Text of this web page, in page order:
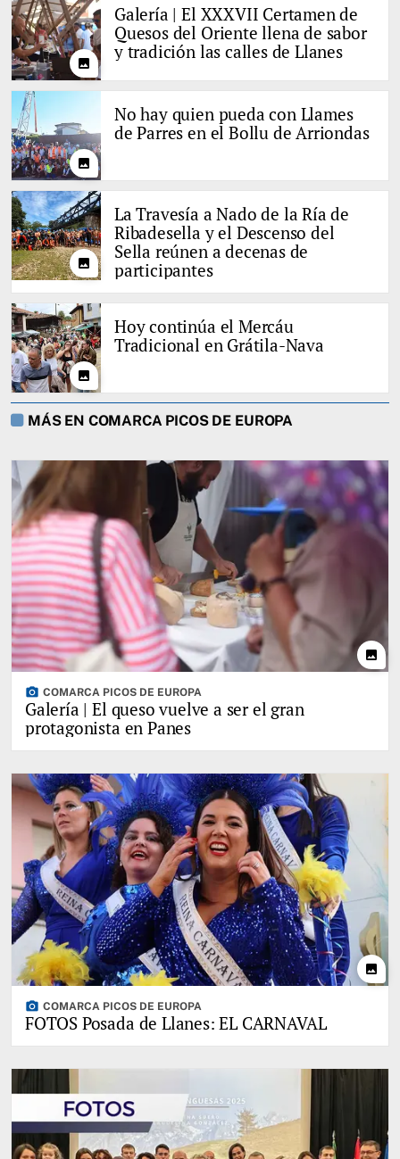
photo
Galería | El XXXVII Certamen de
Quesos del Oriente llena de sabor
y tradición las calles de Llanes
photo
No hay quien pueda con Llames
de Parres en el Bollu de Arriondas
photo
La Travesía a Nado de la Ría de
Ribadesella y el Descenso del
Sella reúnen a decenas de
participantes
photo
Hoy continúa el Mercáu
Tradicional en Grátila-Nava
MÁS EN COMARCA PICOS DE EUROPA
photo
photo_camera COMARCA PICOS DE EUROPA
Galería | El queso vuelve a ser el gran
protagonista en Panes
photo
photo_camera COMARCA PICOS DE EUROPA
FOTOS Posada de Llanes: EL CARNAVAL